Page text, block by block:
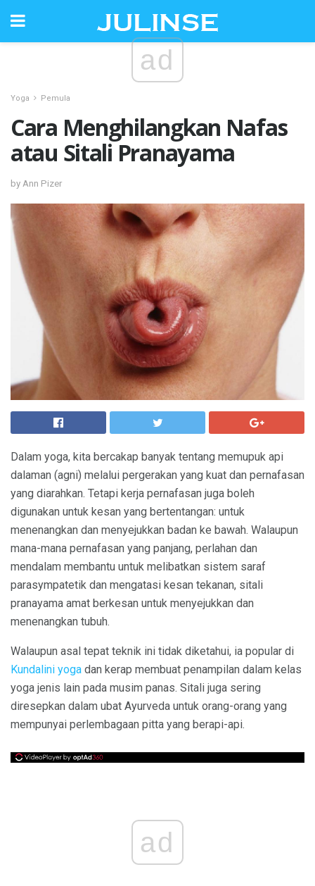
ad
Yoga Pemula
Cara Menghilangkan Nafas
atau Sitali Pranayama
by Ann Pizer
Dalam yoga, kita bercakap banyak tentang memupuk api
dalaman (agni) melalui pergerakan yang kuat dan pernafasan
yang diarahkan. Tetapi kerja pernafasan juga boleh
digunakan untuk kesan yang bertentangan: untuk
menenangkan dan menyejukkan badan ke bawah. Walaupun
mana-mana pernafasan yang panjang, perlahan dan
mendalam membantu untuk melibatkan sistem saraf
parasympatetik dan mengatasi kesan tekanan, sitali
pranayama amat berkesan untuk menyejukkan dan
menenangkan tubuh.
Walaupun asal tepat teknik ini tidak diketahui, ia popular di
Kundalini yoga dan kerap membuat penampilan dalam kelas
yoga jenis lain pada musim panas. Sitali juga sering
diresepkan dalam ubat Ayurveda untuk orang-orang yang
mempunyai perlembagaan pitta yang berapi-api.
ad